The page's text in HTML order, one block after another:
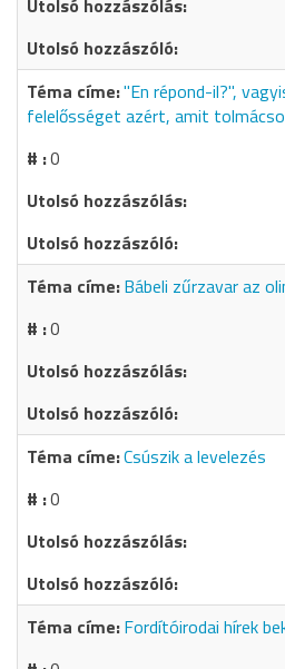
"En répond-il?",
felelősséget azért, amit
0
Bábeli zűrzavar az
0
Csúszik a levelezés
0
Fordítóirodai hírek